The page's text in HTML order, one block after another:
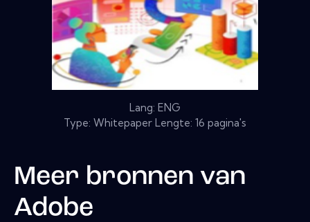
Lang: ENG
Type: Whitepaper Lengte: 16 pagina's
Meer bronnen van
Adobe